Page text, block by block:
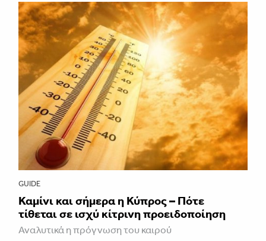
GUIDE
Καμίνι και σήμερα η Κύπρος – Πότε
τίθεται σε ισχύ κίτρινη προειδοποίηση
Αναλυτικά η πρόγνωση του καιρού